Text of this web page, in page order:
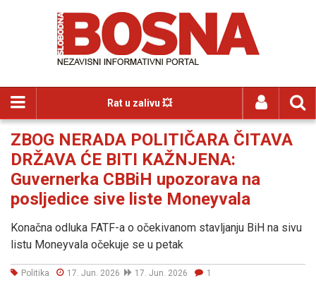
Rat u zalivu 💥
ZBOG NERADA POLITIČARA ČITAVA
DRŽAVA ĆE BITI KAŽNJENA:
Guvernerka CBBiH upozorava na
posljedice sive liste Moneyvala
Konačna odluka FATF-a o očekivanom stavljanju BiH na sivu
listu Moneyvala očekuje se u petak
Politika 17. Jun. 2026 17. Jun. 2026 1